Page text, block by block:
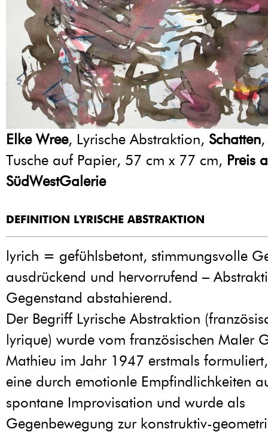
Elke Wree, Lyrische Abstraktion, Schatten
Tusche auf Papier, 57 cm x 77 cm, Preis
SüdWestGalerie
DEFINITION LYRISCHE ABSTRAKTION
lyrich = gefühlsbetont, stimmungsvolle
ausdrückend und hervorrufend –
Gegenstand abstahierend.
Der Begriff Lyrische Abstraktion
lyrique) wurde vom französischen Maler
Mathieu im Jahr 1947 erstmals
eine durch emotionle Empfindlichkeiten
spontane Improvisation und wurde als
Gegenbewegung zur konstruktiv-